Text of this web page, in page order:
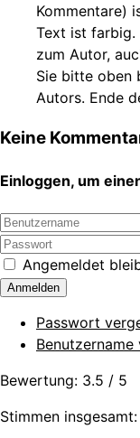
Kommentare)
Text ist farbig.
zum Autor,
Sie bitte oben
Autors. Ende
Keine
Einloggen, um
Angemeldet
Anmelden
Passwort
Benutzername
Bewertung: 3.5 / 5
Stimmen